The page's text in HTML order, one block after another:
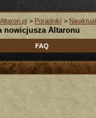
Altaron.pl > Poradniki >
nowicjusza Altaronu
FAQ